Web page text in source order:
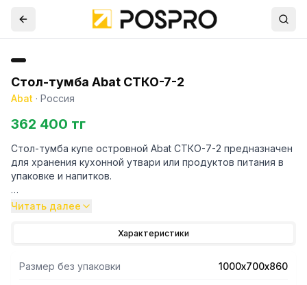
Стол-тумба Abat СТКО-7-2
Abat · Россия
362 400 тг
Стол-тумба купе островной Abat СТКО-7-2 предназначен
для хранения кухонной утвари или продуктов питания в
упаковке и напитков.
- Стол оснащен двумя дверцами-купе и сплошной полкой,
- Все детали изготовлены из нержавеющей стали.
Читать далее
Характеристики
Размер без упаковки 1000х700х860